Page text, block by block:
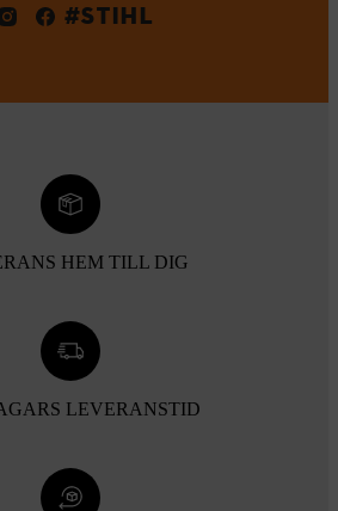
#STIHL
HEM TILL DIG
LEVERANSTID